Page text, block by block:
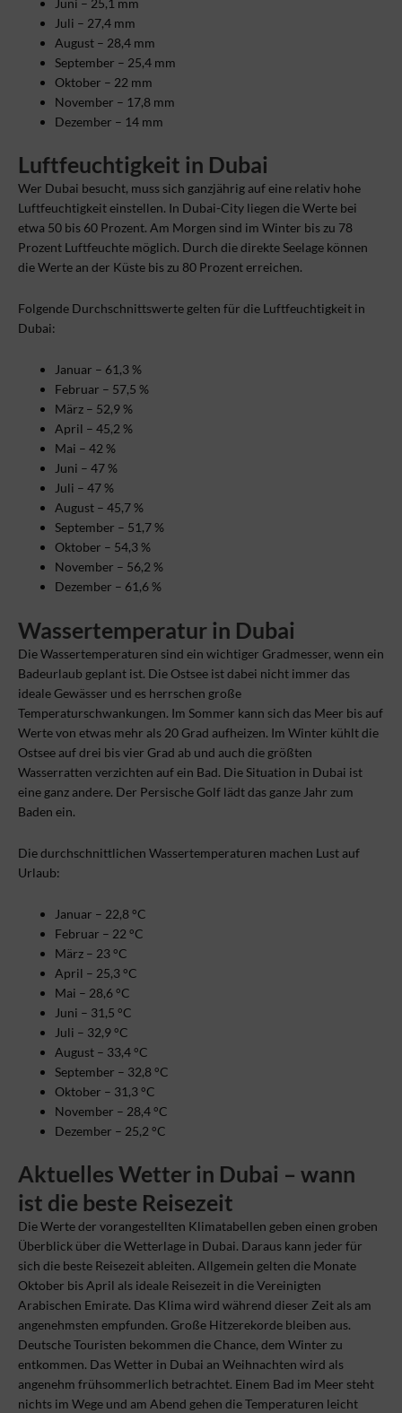
Juni – 25,1 mm
Juli – 27,4 mm
August – 28,4 mm
September – 25,4 mm
Oktober – 22 mm
November – 17,8 mm
Dezember – 14 mm
Luftfeuchtigkeit in Dubai
Wer Dubai besucht, muss sich ganzjährig auf eine relativ hohe
Luftfeuchtigkeit einstellen. In Dubai-City liegen die Werte bei
etwa 50 bis 60 Prozent. Am Morgen sind im Winter bis zu 78
Prozent Luftfeuchte möglich. Durch die direkte Seelage können
die Werte an der Küste bis zu 80 Prozent erreichen.
Folgende Durchschnittswerte gelten für die Luftfeuchtigkeit in
Dubai:
Januar – 61,3 %
Februar – 57,5 %
März – 52,9 %
April – 45,2 %
Mai – 42 %
Juni – 47 %
Juli – 47 %
August – 45,7 %
September – 51,7 %
Oktober – 54,3 %
November – 56,2 %
Dezember – 61,6 %
Wassertemperatur in Dubai
Die Wassertemperaturen sind ein wichtiger Gradmesser, wenn ein
Badeurlaub geplant ist. Die Ostsee ist dabei nicht immer das
ideale Gewässer und es herrschen große
Temperaturschwankungen. Im Sommer kann sich das Meer bis auf
Werte von etwas mehr als 20 Grad aufheizen. Im Winter kühlt die
Ostsee auf drei bis vier Grad ab und auch die größten
Wasserratten verzichten auf ein Bad. Die Situation in Dubai ist
eine ganz andere. Der Persische Golf lädt das ganze Jahr zum
Baden ein.
Die durchschnittlichen Wassertemperaturen machen Lust auf
Urlaub:
Januar – 22,8 °C
Februar – 22 °C
März – 23 °C
April – 25,3 °C
Mai – 28,6 °C
Juni – 31,5 °C
Juli – 32,9 °C
August – 33,4 °C
September – 32,8 °C
Oktober – 31,3 °C
November – 28,4 °C
Dezember – 25,2 °C
Aktuelles Wetter in Dubai – wann
ist die beste Reisezeit
Die Werte der vorangestellten Klimatabellen geben einen groben
Überblick über die Wetterlage in Dubai. Daraus kann jeder für
sich die beste Reisezeit ableiten. Allgemein gelten die Monate
Oktober bis April als ideale Reisezeit in die Vereinigten
Arabischen Emirate. Das Klima wird während dieser Zeit als am
angenehmsten empfunden. Große Hitzerekorde bleiben aus.
Deutsche Touristen bekommen die Chance, dem Winter zu
entkommen. Das Wetter in Dubai an Weihnachten wird als
angenehm frühsommerlich betrachtet. Einem Bad im Meer steht
nichts im Wege und am Abend gehen die Temperaturen leicht